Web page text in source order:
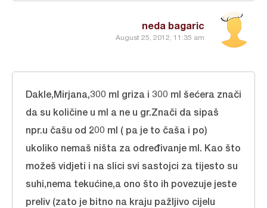
neda bagaric
August 25, 2012, 11:35 am
Dakle,Mirjana,300 ml griza i 300 ml šećera znači
da su količine u ml a ne u gr.Znači da sipaš
npr.u čašu od 200 ml ( pa je to čaša i po)
ukoliko nemaš ništa za određivanje ml. Kao što
možeš vidjeti i na slici svi sastojci za tijesto su
suhi,nema tekućine,a ono što ih povezuje jeste
preliv (zato je bitno na kraju pažljivo cijelu